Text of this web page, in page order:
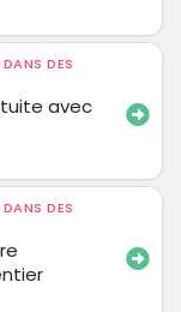
DES
avec
DES